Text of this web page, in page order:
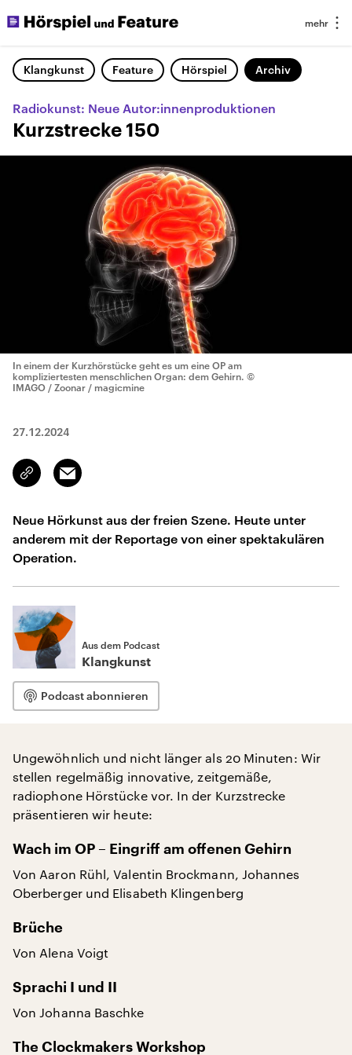
Klangkunst Feature Hörspiel Archiv
Radiokunst: Neue Autor:innenproduktionen
Kurzstrecke 150
In einem der Kurzhörstücke geht es um eine OP am
kompliziertesten menschlichen Organ: dem Gehirn. ©
IMAGO / Zoonar / magicmine
27.12.2024
Link
kopieren/teilen
Email
Neue Hörkunst aus der freien Szene. Heute unter
anderem mit der Reportage von einer spektakulären
Operation.
Aus dem Podcast
Klangkunst
Podcast abonnieren
Ungewöhnlich und nicht länger als 20 Minuten: Wir
stellen regelmäßig innovative, zeitgemäße,
radiophone Hörstücke vor. In der Kurzstrecke
präsentieren wir heute:
Wach im OP – Eingriff am offenen Gehirn
Von Aaron Rühl, Valentin Brockmann, Johannes
Oberberger und Elisabeth Klingenberg
Brüche
Von Alena Voigt
Sprachi I und II
Von Johanna Baschke
The Clockmakers Workshop